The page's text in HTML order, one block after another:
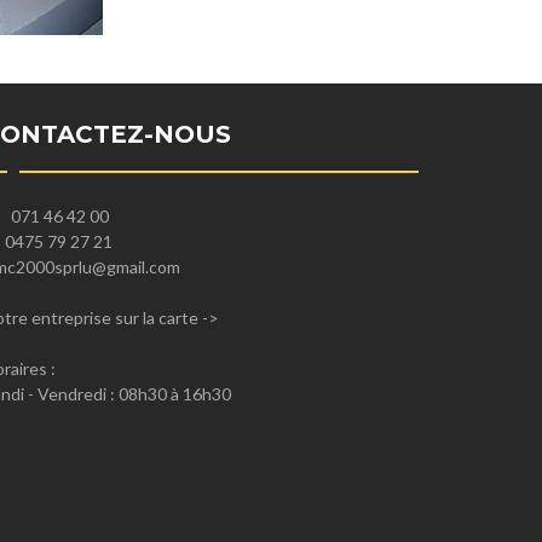
NOUS
071 46 42 00
0475 79 27 21
entreprise sur la carte->
:
- Vendredi : 08h30 à 16h30